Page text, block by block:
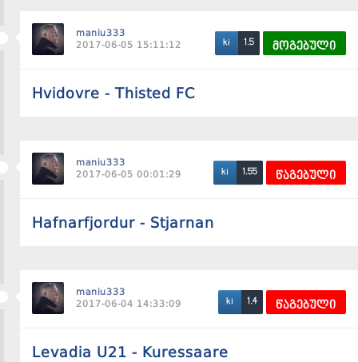
maniu333
2017-06-05 15:11:12
ki 1.5 მოგებული
Hvidovre - Thisted FC
maniu333
2017-06-05 00:01:29
ki 1.55 წაგებული
Hafnarfjordur - Stjarnan
maniu333
2017-06-04 14:33:09
ki 1.4 წაგებული
Levadia U21 - Kuressaare